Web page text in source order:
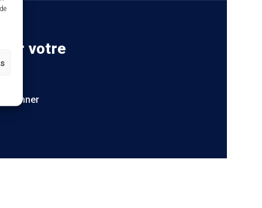
votre
S'abonner